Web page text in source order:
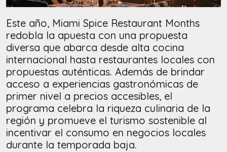
Este año, Miami Spice Restaurant Months
redobla la apuesta con una propuesta
diversa que abarca desde alta cocina
internacional hasta restaurantes locales con
propuestas auténticas. Además de brindar
acceso a experiencias gastronómicas de
primer nivel a precios accesibles, el
programa celebra la riqueza culinaria de la
región y promueve el turismo sostenible al
incentivar el consumo en negocios locales
durante la temporada baja.